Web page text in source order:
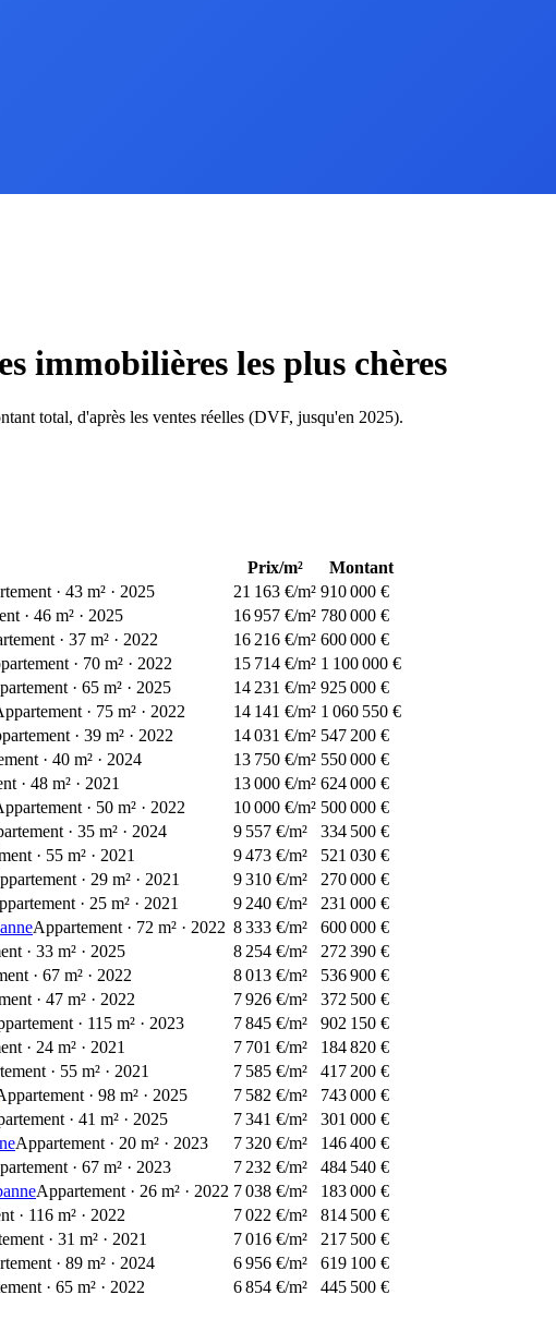
immobilières les plus chères
total, d'après les ventes réelles (DVF, jusqu'en 2025).
Prix/m²
Montant
· 43 m² · 2025 21 163 €/m² 910 000 €
· 46 m² · 2025 16 957 €/m² 780 000 €
· 37 m² · 2022 16 216 €/m² 600 000 €
· 70 m² · 2022 15 714 €/m² 1 100 000 €
· 65 m² · 2025 14 231 €/m² 925 000 €
· 75 m² · 2022 14 141 €/m² 1 060 550 €
· 39 m² · 2022 14 031 €/m² 547 200 €
· 40 m² · 2024 13 750 €/m² 550 000 €
· 48 m² · 2021 13 000 €/m² 624 000 €
· 50 m² · 2022 10 000 €/m² 500 000 €
· 35 m² · 2024 9 557 €/m²
334 500 €
· 55 m² · 2021 9 473 €/m²
521 030 €
· 29 m² · 2021 9 310 €/m²
270 000 €
· 25 m² · 2021 9 240 €/m²
231 000 €
Appartement · 72 m² · 2022 8 333 €/m²
600 000 €
· 33 m² · 2025 8 254 €/m²
272 390 €
· 67 m² · 2022 8 013 €/m²
536 900 €
· 47 m² · 2022 7 926 €/m²
372 500 €
· 115 m² · 2023 7 845 €/m²
902 150 €
· 24 m² · 2021 7 701 €/m²
184 820 €
· 55 m² · 2021 7 585 €/m²
417 200 €
· 98 m² · 2025 7 582 €/m²
743 000 €
· 41 m² · 2025 7 341 €/m²
301 000 €
Appartement · 20 m² · 2023 7 320 €/m²
146 400 €
· 67 m² · 2023 7 232 €/m²
484 540 €
Appartement · 26 m² · 2022 7 038 €/m²
183 000 €
· 116 m² · 2022 7 022 €/m²
814 500 €
· 31 m² · 2021 7 016 €/m²
217 500 €
· 89 m² · 2024 6 956 €/m²
619 100 €
· 65 m² · 2022 6 854 €/m² 445 500 €